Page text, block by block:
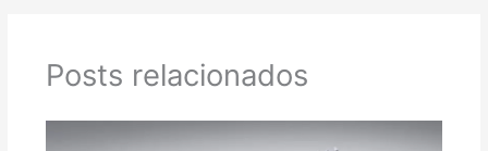
Posts relacionados